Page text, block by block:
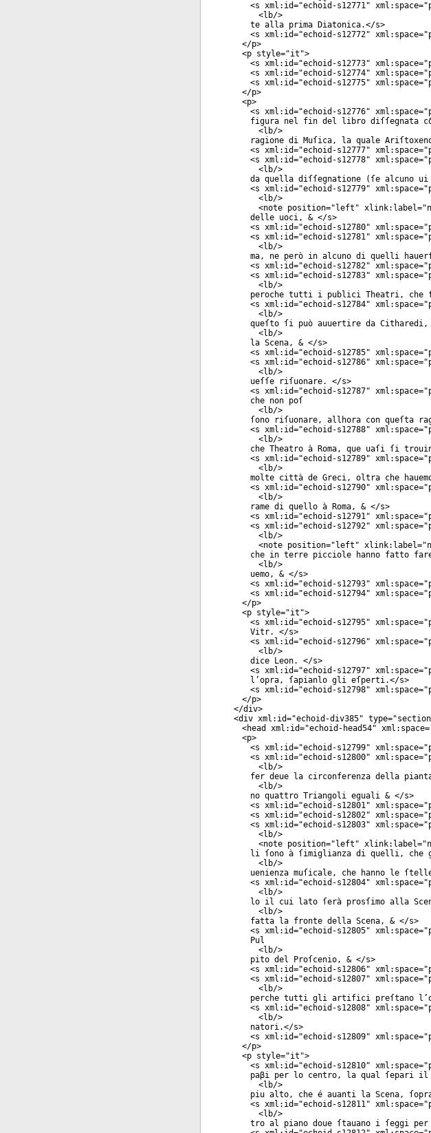
<s xml:id="echoid-s12771" xml:space="
<lb/>
te alla prima Diatonica.</s>
<s xml:id="echoid-s12772" xml:space="
</p>
<p style="it ">
<s xml:id="echoid-s12773" xml:space="
<s xml:id="echoid-s12774" xml:space="
<s xml:id="echoid-s12775" xml:space="
</p>
<p>
<s xml:id="echoid-s12776" xml:space="
figura nel fin del libro diſſegnata
<lb/>
ragione di Muſica, la quale
<s xml:id="echoid-s12777" xml:space="
<s xml:id="echoid-s12778" xml:space="
<lb/>
da quella diſſegnatione (ſe alcuno
<s xml:id="echoid-s12779" xml:space="
<lb/>
<note position=" left " xlink:label="
delle uoci, & </s>
<s xml:id="echoid-s12780" xml:space="
<s xml:id="echoid-s12781" xml:space="
<lb/>
ma, ne però in alcuno di quelli
<s xml:id="echoid-s12782" xml:space="
<s xml:id="echoid-s12783" xml:space="
<lb/>
peroche tutti i publici Theatri, che
<s xml:id="echoid-s12784" xml:space="
<lb/>
queſto ſi può auuertire da
<lb/>
la Scena, & </s>
<s xml:id="echoid-s12785" xml:space="
<s xml:id="echoid-s12786" xml:space="
<lb/>
ueſſe riſuonare. </s>
<s xml:id="echoid-s12787" xml:space="
che non poſ
<lb/>
ſono riſuonare, allhora con queſta
<s xml:id="echoid-s12788" xml:space="
<lb/>
che Theatro à Roma, que uaſi ſi
<s xml:id="echoid-s12789" xml:space="
<lb/>
molte città de Greci, oltra che
<s xml:id="echoid-s12790" xml:space="
<lb/>
rame di quello à Roma, & </s>
<s xml:id="echoid-s12791" xml:space="
<s xml:id="echoid-s12792" xml:space="
<lb/>
<note position=" left " xlink:label="
che in terre picciole hanno fatto
<lb/>
uemo, & </s>
<s xml:id="echoid-s12793" xml:space="
<s xml:id="echoid-s12794" xml:space="
</p>
<p style="it ">
<s xml:id="echoid-s12795" xml:space="
Vitr. </s>
<s xml:id="echoid-s12796" xml:space="
<lb/>
dice Leon. </s>
<s xml:id="echoid-s12797" xml:space="
l’opra, ſapianlo gli eſperti.</s>
<s xml:id="echoid-s12798" xml:space="
</p>
</div>
<div xml:id="echoid-div385" type="section
<head xml:id="echoid-head54" xml:space
<p>
<s xml:id="echoid-s12799" xml:space="
<s xml:id="echoid-s12800" xml:space="
<lb/>
fer deue la circonferenza della
<lb/>
no quattro Triangoli eguali & </s>
<s xml:id="echoid-s12801" xml:space="
<s xml:id="echoid-s12802" xml:space="
<s xml:id="echoid-s12803" xml:space="
<lb/>
<note position=" left " xlink:label="
li ſono à ſimiglianza di quelli, che
<lb/>
uenienza muſicale, che hanno le
<s xml:id="echoid-s12804" xml:space="
<lb/>
lo il cui lato ſerà prosſimo alla
<lb/>
fatta la fronte della Scena, & </s>
<s xml:id="echoid-s12805" xml:space="
Pul
<lb/>
pito del Proſcenio, & </s>
<s xml:id="echoid-s12806" xml:space="
<s xml:id="echoid-s12807" xml:space="
<lb/>
perche tutti gli artifici preſtano
<s xml:id="echoid-s12808" xml:space="
<lb/>
natori.</s>
<s xml:id="echoid-s12809" xml:space="
</p>
<p style="it ">
<s xml:id="echoid-s12810" xml:space="
paβi per lo centro, la qual ſepari
<lb/>
piu alto, che é auanti la Scena,
<s xml:id="echoid-s12811" xml:space="
<lb/>
tro al piano doue ſtauano i ſeggi